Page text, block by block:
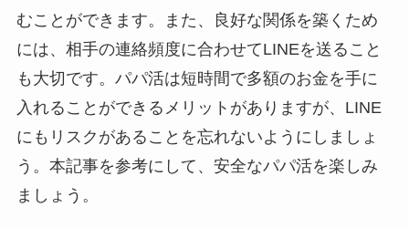
むことができます。また、良好な関係を築くため
には、相手の連絡頻度に合わせてLINEを送ること
も大切です。パパ活は短時間で多額のお金を手に
入れることができるメリットがありますが、LINE
にもリスクがあることを忘れないようにしましょ
う。本記事を参考にして、安全なパパ活を楽しみ
ましょう。